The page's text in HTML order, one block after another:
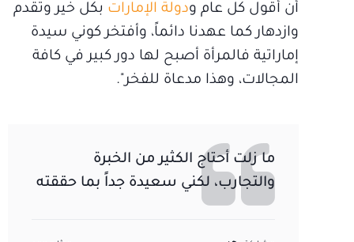
أن أقول كل عام ودولة الإمارات بكل خير وتقدم
وازدهار كما عهدنا دائماً، وأفتخر كوني سيدة
إماراتية فالمرأة أصبح لها دور كبير في كافة
المجالات، وهذا مدعاة للفخر".
ما زلت أحتاج الكثير من الخبرة
والتجارب، لكني سعيدة جداً بما حققته